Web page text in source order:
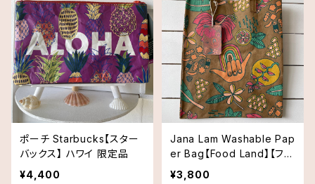
ポーチ Starbucks【スター
バックス】 ハワイ 限定品
¥4,400
Jana Lam Washable Pap
er Bag【Food Land】【フー
ドランド】
¥3,800